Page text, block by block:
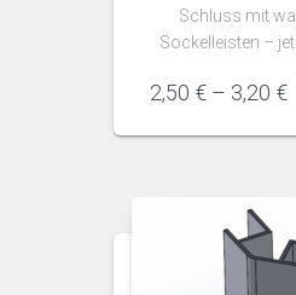
Schluss mit
Sockelleisten –
2,50 € – 3,20 €